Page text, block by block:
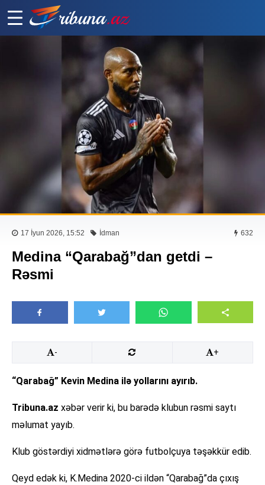
17 İyun 2026, 15:52 İdman 632
Medina “Qarabağ”dan getdi –
Rəsmi
- +
“Qarabağ” Kevin Medina ilə yollarını ayırıb.
Tribuna.az xəbər verir ki, bu barədə klubun rəsmi saytı
məlumat yayıb.
Klub göstərdiyi xidmətlərə görə futbolçuya təşəkkür edib.
Qeyd edək ki, K.Medina 2020-ci ildən “Qarabağ”da çıxış